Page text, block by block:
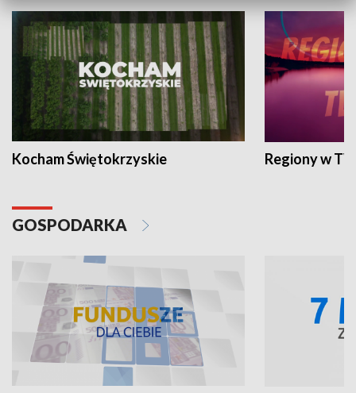
Kocham Świętokrzyskie Regiony w
GOSPODARKA